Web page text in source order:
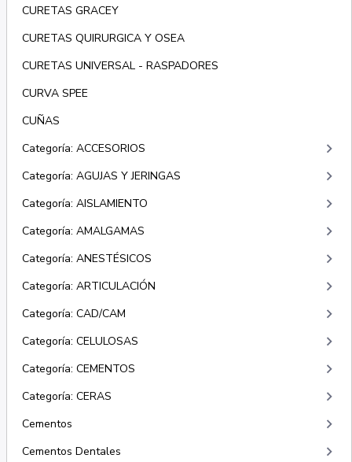
CURETAS GRACEY
CURETAS QUIRURGICA Y OSEA
CURETAS UNIVERSAL - RASPADORES
CURVA SPEE
CUÑAS
Categoría: ACCESORIOS
keyboard_arrow_right
Categoría: AGUJAS Y JERINGAS keyboard_arrow_right
Categoría: AISLAMIENTO keyboard_arrow_right
Categoría: AMALGAMAS keyboard_arrow_right
Categoría: ANESTÉSICOS keyboard_arrow_right
Categoría: ARTICULACIÓN keyboard_arrow_right
Categoría: CAD/CAM keyboard_arrow_right
Categoría: CELULOSAS keyboard_arrow_right
Categoría: CEMENTOS keyboard_arrow_right
Categoría: CERAS keyboard_arrow_right
Cementos keyboard_arrow_right
Cementos Dentales keyboard_arrow_right